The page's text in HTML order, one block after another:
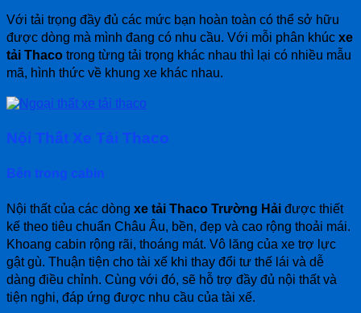
Với tải trọng đầy đủ các mức bạn hoàn toàn có thể sở hữu
được dòng mà mình đang có nhu cầu. Với mỗi phân khúc xe
tải Thaco trong từng tải trọng khác nhau thì lại có nhiều mẫu
mã, hình thức về khung xe khác nhau.
Nội Thất Xe Tải Thaco
Bên trong cabin
Nội thất của các dòng xe tải Thaco Trường Hải được thiết
kế theo tiêu chuẩn Châu Âu, bền, đẹp và cao rộng thoải mái.
Khoang cabin rộng rãi, thoáng mát. Vô lăng của xe trợ lực
gật gù. Thuận tiện cho tài xế khi thay đổi tư thế lái và dễ
dàng điều chỉnh. Cùng với đó, sẽ hỗ trợ đầy đủ nội thất và
tiện nghi, đáp ứng được nhu cầu của tài xế.